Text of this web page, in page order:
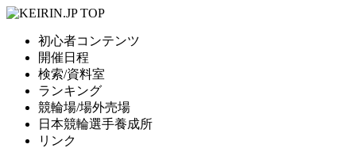
初心者コンテンツ
開催日程
検索/資料室
ランキング
競輪場/場外売場
日本競輪選手養成所
リンク